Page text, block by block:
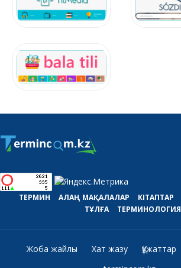
ТЕРМИН АЛАҢ МАҚАЛАЛАР КІТАПТАР
ТҰЛҒА
ТЕРМИНОЛОГИЯ
Жоба жайлы Хат жазу Құжаттар